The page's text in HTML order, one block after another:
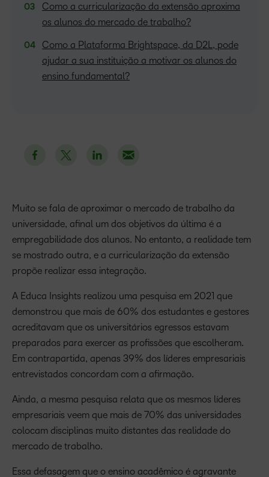
Muito se fala de aproximar o mercado de trabalho da
universidade, afinal um dos objetivos da última é a
empregabilidade dos alunos. No entanto, a realidade tem
se mostrado outra, e a curricularização da extensão
propõe realizar essa integração.
A Educa Insights realizou uma pesquisa em 2021 que
demonstrou que mais de 60% dos estudantes e gestores
acreditavam que os universitários egressos estavam
preparados para exercer as profissões que escolheram.
Em contrapartida, apenas 39% dos líderes empresariais
entrevistados concordam com a afirmação.
Ainda, a mesma pesquisa relata que os mesmos líderes
empresariais veem que mais de 70% das universidades
colocam disciplinas muito distantes das realidade do
mercado de trabalho.
Essa defasagem que o ensino acadêmico é agravante
Como a curricularização da extensão aproxima
os alunos do mercado de trabalho?
Como a Plataforma Brightspace, da D2L, pode
ajudar a sua instituição a motivar os alunos do
ensino fundamental?